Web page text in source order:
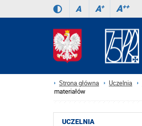
A A+ A++
Strona główna Uczelnia
materiałów
UCZELNIA